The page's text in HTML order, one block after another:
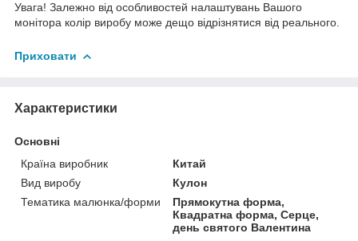
Увага! Залежно від особливостей налаштувань Вашого
монітора колір виробу може дещо відрізнятися від реального.
Приховати
Характеристики
Основні
Країна виробник
Китай
Вид виробу
Кулон
Тематика малюнка/форми
Прямокутна форма,
Квадратна форма, Серце,
день святого Валентина